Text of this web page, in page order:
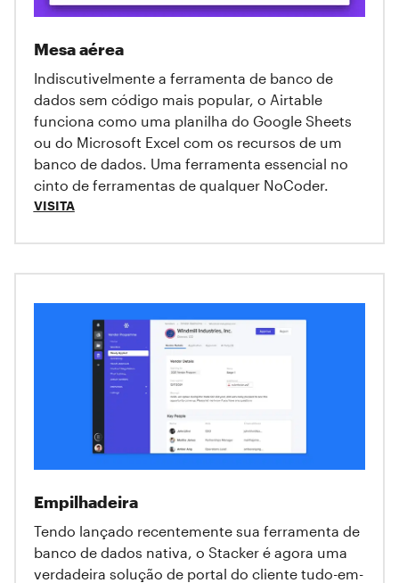
Mesa aérea
Indiscutivelmente a ferramenta de banco de
dados sem código mais popular, o Airtable
funciona como uma planilha do Google Sheets
ou do Microsoft Excel com os recursos de um
banco de dados. Uma ferramenta essencial no
cinto de ferramentas de qualquer NoCoder.
VISITA
Empilhadeira
Tendo lançado recentemente sua ferramenta de
banco de dados nativa, o Stacker é agora uma
verdadeira solução de portal do cliente tudo-em-